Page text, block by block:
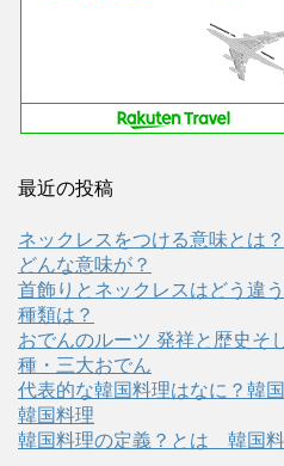
最近の投稿
ネックレスをつける意味とは
どんな意味が？
首飾りとネックレスはどう違
種類は？
おでんのルーツ 発祥と歴史そ
種・三大おでん
代表的な韓国料理はなに？韓
韓国料理
韓国料理の定義？とは 韓国